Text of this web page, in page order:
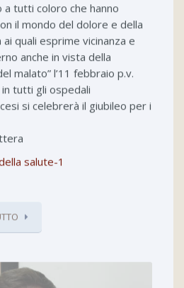
a tutti coloro che hanno
il mondo del dolore e della
quali esprime vicinanza e
anche in vista della
malato” l’11 febbraio p.v.
in tutti gli ospedali
si celebrerà il giubileo per i
salute-1